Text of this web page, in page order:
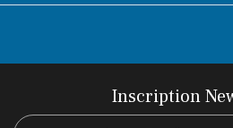
Inscription